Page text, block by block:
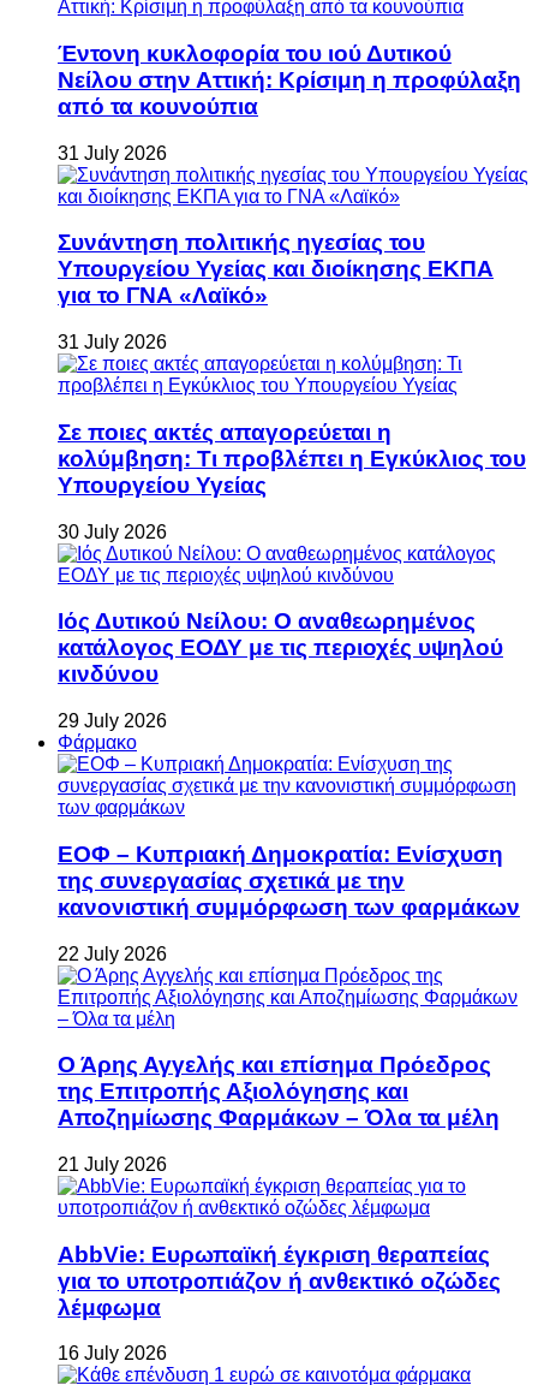
Έντονη κυκλοφορία του ιού Δυτικού
Νείλου στην Αττική: Κρίσιμη η προφύλαξη
από τα κουνούπια
31 July 2026
Συνάντηση πολιτικής ηγεσίας του
Υπουργείου Υγείας και διοίκησης ΕΚΠΑ
για το ΓΝΑ «Λαϊκό»
31 July 2026
Σε ποιες ακτές απαγορεύεται η
κολύμβηση: Τι προβλέπει η Εγκύκλιος του
Υπουργείου Υγείας
30 July 2026
Ιός Δυτικού Νείλου: Ο αναθεωρημένος
κατάλογος ΕΟΔΥ με τις περιοχές υψηλού
κινδύνου
29 July 2026
Φάρμακο
ΕΟΦ – Κυπριακή Δημοκρατία: Ενίσχυση
της συνεργασίας σχετικά με την
κανονιστική συμμόρφωση των φαρμάκων
22 July 2026
Ο Άρης Αγγελής και επίσημα Πρόεδρος
της Επιτροπής Αξιολόγησης και
Αποζημίωσης Φαρμάκων – Όλα τα μέλη
21 July 2026
AbbVie: Ευρωπαϊκή έγκριση θεραπείας
για το υποτροπιάζον ή ανθεκτικό οζώδες
λέμφωμα
16 July 2026